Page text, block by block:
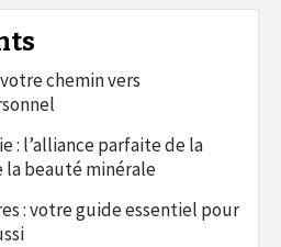
chemin vers
: l’alliance parfaite de la
beauté minérale
: votre guide essentiel pour